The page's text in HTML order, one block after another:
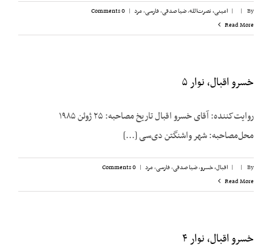
By
|
| امینی، نصرت‌الله,ضیا صدقی,فارسی,مرد |
0 Comments
Read More
خسرو اقبال، نوار ۵
روایت‌کننده: آقای خسرو اقبال تاریخ مصاحبه: ۲۵ ژوئن ۱۹۸۵
محل‌مصاحبه: شهر واشنگتن دی‌سی [...]
By
|
| اقبال، خسرو,ضیا صدقی,فارسی,مرد |
0 Comments
Read More
خسرو اقبال، نوار ۴